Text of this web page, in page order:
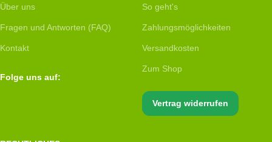
Über uns
Fragen und Antworten (FAQ)
Kontakt
Folge uns auf:
So geht's
Zahlungsmöglichkeiten
Versandkosten
Zum Shop
Vertrag widerrufen